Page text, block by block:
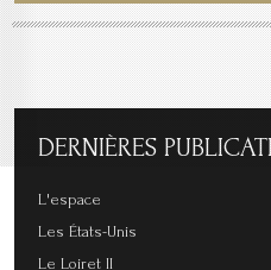
DERNIÈRES
L'espace
Les États-Unis
Le Loiret II